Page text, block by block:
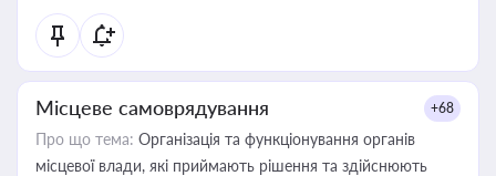
Місцеве самоврядування +68
Про що тема: Організація та функціонування органів
місцевої влади, які приймають рішення та здійснюють